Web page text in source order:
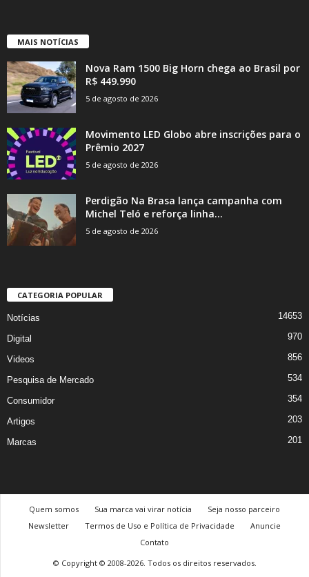
MAIS NOTÍCIAS
Nova Ram 1500 Big Horn chega ao Brasil por
R$ 449.990
5 de agosto de 2026
Movimento LED Globo abre inscrições para o
Prêmio 2027
5 de agosto de 2026
Perdigão Na Brasa lança campanha com
Michel Teló e reforça linha...
5 de agosto de 2026
CATEGORIA POPULAR
Notícias 14653
Digital 970
Videos 856
Pesquisa de Mercado 534
Consumidor 354
Artigos 203
Marcas 201
Quem somos Sua marca vai virar notícia
Seja nosso parceiro
Newsletter
Termos de Uso e Política de Privacidade
Anuncie
Contato
© Copyright © 2008-2026. Todos os direitos reservados.